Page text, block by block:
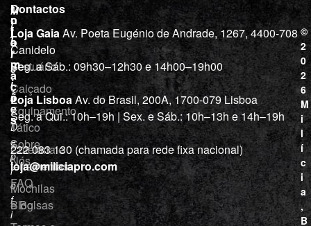
M
i
l
í
c
i
a
“
D
e
p
r
o
f
i
L
o
j
a
Vestuário
Calçado
Equipamento
Tático
Cutelaria e
ferramentas
Mochilas
e Bolsas
I
n
f
o
r
m
a
ç
õ
e
s
Sobre
Nós
FAQ
Blog
Contactos
Loja GaiaAv. Poeta Eugénio de Andrade, 1267, 4400-708
Canidelo
Seg. a Sáb.: 09h30–12h30 e 14h00–19h00
Loja LisboaAv. do Brasil, 200A, 1700-079 Lisboa
Seg. a Qui.: 10h–19h | Sex. e Sáb.: 10h–13h e 14h–19h
222 083 130 (chamada para rede fixa nacional)
loja@miliciapro.com
©
2
0
2
6
M
i
l
í
c
i
a
,
B